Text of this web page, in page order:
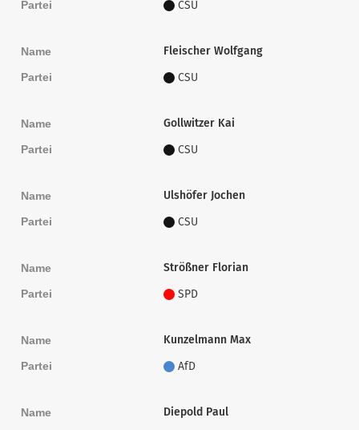
Partei CSU
Name Fleischer Wolfgang
Partei CSU
Name Gollwitzer Kai
Partei CSU
Name Ulshöfer Jochen
Partei CSU
Name Strößner Florian
Partei SPD
Name Kunzelmann Max
Partei AfD
Name Diepold Paul